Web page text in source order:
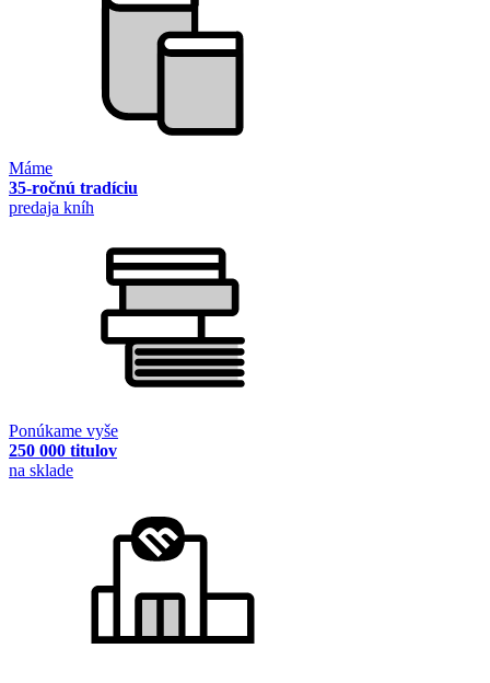
Máme
35-ročnú tradíciu
predaja kníh
Ponúkame vyše
250 000 titulov
na sklade